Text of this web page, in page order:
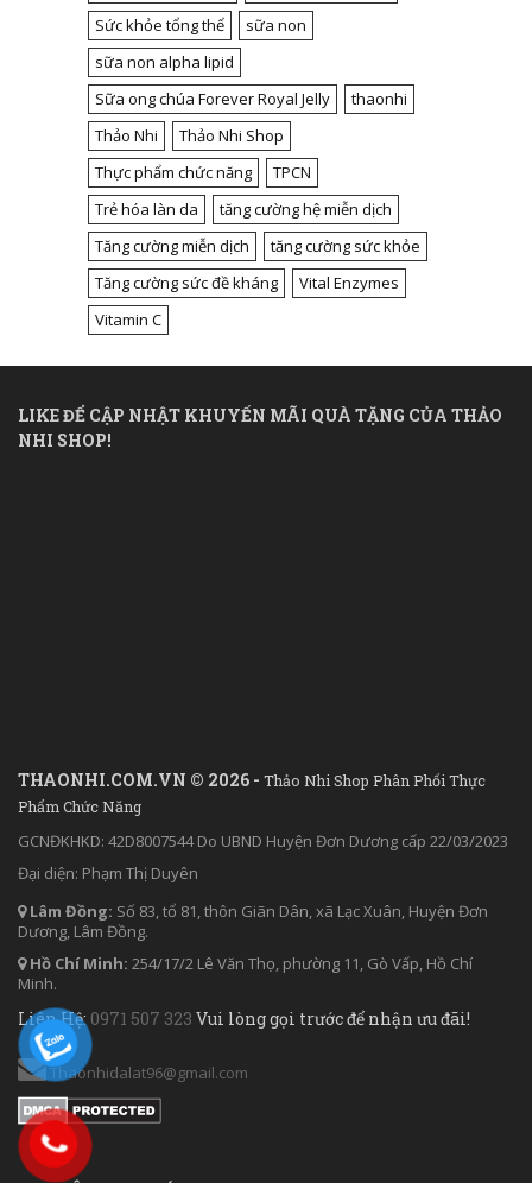
Sức khỏe tổng thể
sữa non
sữa non alpha lipid
Sữa ong chúa Forever Royal Jelly
thaonhi
Thảo Nhi
Thảo Nhi Shop
Thực phẩm chức năng
TPCN
Trẻ hóa làn da
tăng cường hệ miễn dịch
Tăng cường miễn dịch
tăng cường sức khỏe
Tăng cường sức đề kháng
Vital Enzymes
Vitamin C
LIKE ĐỂ CẬP NHẬT KHUYẾN MÃI QUÀ TẶNG CỦA THẢO
NHI SHOP!
THAONHI.COM.VN © 2026 - Thảo Nhi Shop Phân Phối Thực
Phẩm Chức Năng
GCNĐKHKD: 42D8007544 Do UBND Huyện Đơn Dương cấp 22/03/2023
Đại diện: Phạm Thị Duyên
Lâm Đồng: Số 83, tổ 81, thôn Giãn Dân, xã Lạc Xuân, Huyện Đơn
Dương, Lâm Đồng.
Hồ Chí Minh: 254/17/2 Lê Văn Thọ, phường 11, Gò Vấp, Hồ Chí
Minh.
Liên Hệ: 0971 507 323 Vui lòng gọi trước để nhận ưu đãi!
Thaonhidalat96@gmail.com